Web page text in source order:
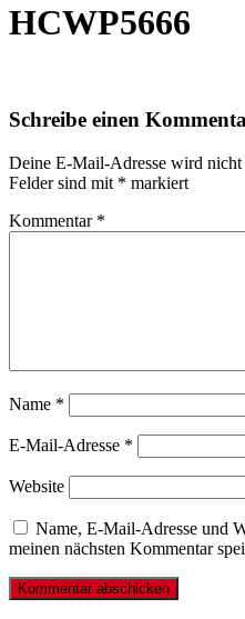
HCWP5666
Schreibe einen
Deine E-Mail-Adresse wird
Felder sind mit * markiert
Kommentar *
Name *
E-Mail-Adresse *
Website
Name, E-Mail-Adresse und
meinen nächsten Kommentar